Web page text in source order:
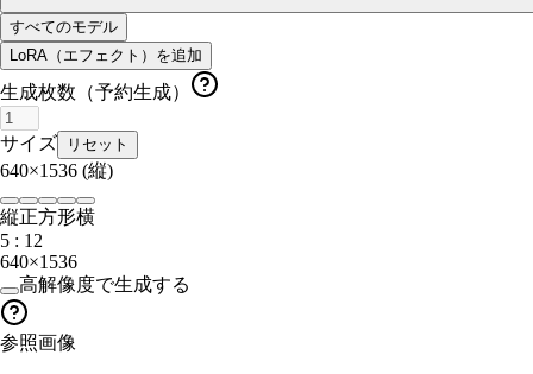
すべてのモデル
LoRA（エフェクト）を追加
生成枚数（予約生成）
サイズ リセット
640×1536 (縦)
縦正方形横
5 : 12
640×1536
高解像度で生成する
参照画像